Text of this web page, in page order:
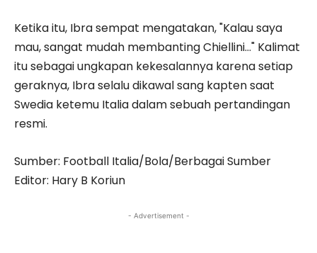
Ketika itu, Ibra sempat mengatakan, "Kalau saya
mau, sangat mudah membanting Chiellini…" Kalimat
itu sebagai ungkapan kekesalannya karena setiap
geraknya, Ibra selalu dikawal sang kapten saat
Swedia ketemu Italia dalam sebuah pertandingan
resmi.
Sumber: Football Italia/Bola/Berbagai Sumber
Editor: Hary B Koriun
- Advertisement -